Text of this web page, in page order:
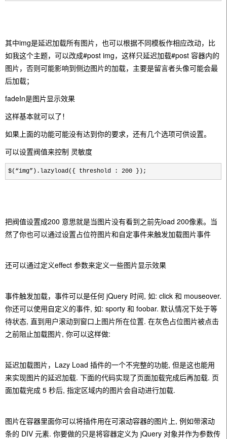
其中img是延迟加载所有图片，也可以根据不同模板作相应改动，比
如我这个主题，可以改成#post img，这样只延迟加载#post 容器内的
图片，否则可能影响到侧边图片的加载，主要是留言者头像可能会最
后加载；
fadeIn是图片显示效果
这样基本就可以了！
如果上面的功能可能没有达到你的要求，还有几个选项可供设置。
可以设置阀值来控制 灵敏度
$(“img”).lazyload({ threshold : 200 });
把阀值设置成200 意思就是当图片没有看到之前先load 200像素。当
然了你也可以通过设置占位符图片和自定事件来触发加载图片事件
还可以通过定义effect 参数来定义一些图片显示效果
事件触发加载，事件可以是任何 jQuery 时间, 如: click 和 mouseover.
你还可以使用自定义的事件, 如: sporty 和 foobar. 默认情况下处于等
待状态, 直到用户滚动到窗口上图片所在位置. 在灰色占位图片被点击
之前阻止加载图片, 你可以这样做:
延迟加载图片，Lazy Load 插件的一个不完整的功能, 但是这也能用
来实现图片的延迟加载. 下面的代码实现了页面加载完成后再加载. 页
面加载完成 5 秒后, 指定区域内的图片会自动进行加载.
图片在容器里面你可以将插件用在可滚动容器的图片上, 例如带滚动
条的 DIV 元素. 你要做的只是将容器定义为 jQuery 对象并作为参数传